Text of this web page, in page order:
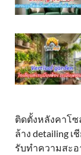
ติดตั้งหลังคาโซ
ล้าง detailing เ
รับทำความสะอ